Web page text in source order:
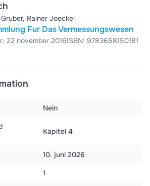
Rainer Joeckel
Fur Das Vermessungswesen
22 november 2016ISBN: 9783658150181
Nein
Kapitel 4
10. juni 2026
1